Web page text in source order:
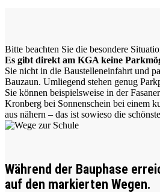
Bitte beachten Sie die besondere
Es gibt direkt am KGA keine
Sie nicht in die Baustelleneinfahrt und
Bauzaun. Umliegend stehen genug
Sie können beispielsweise in der
Kronberg bei Sonnenschein bei einem
aus nähern – das ist sowieso die
Während der Bauphase
auf den markierten Wegen.